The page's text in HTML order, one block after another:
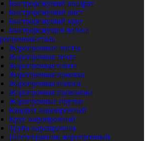
Быстрорежущий квадрат
Быстрорежущий лист
Быстрорежущий круг
Быстрорежущая полоса
сталь
Жаропрочные листы
Жаропрочная лента
Жаропрочная плита
Жаропрочная поковка
Жаропрочная полоса
Жаропрочная проволока
Жаропрочные прутки
Квадрат жаропрочный
Круг жаропрочный
Труба жаропрочная
Шестигранник жаропрочный